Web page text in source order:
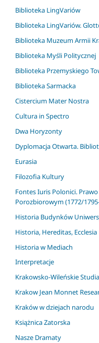
Biblioteka LingVariów
Biblioteka LingVariów.
Biblioteka Muzeum Armii
Biblioteka Myśli Politycznej
Biblioteka Przemyskiego
Biblioteka Sarmacka
Cistercium Mater Nostra
Cultura in Spectro
Dwa Horyzonty
Dyplomacja Otwarta.
Eurasia
Filozofia Kultury
Fontes Iuris Polonici.
Porozbiorowym (1772/
Historia Budynków
Historia, Hereditas, Ecclesia
Historia w Mediach
Interpretacje
Krakowsko-Wileńskie
Krakow Jean Monnet
Kraków w dziejach narodu
Książnica Zatorska
Nasze Dramaty